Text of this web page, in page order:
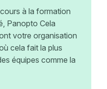
à la formation
Panopto Cela
votre organisation
cela fait la plus
équipes comme la